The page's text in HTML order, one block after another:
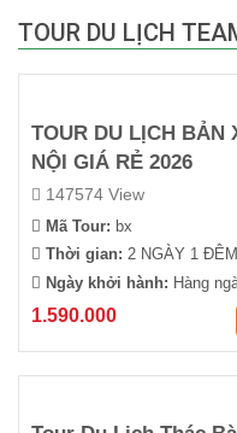
TOUR DU LỊCH
TOUR DU LỊCH BẢN
NỘI GIÁ RẺ 2026
147574 View
Mã Tour: bx
Thời gian: 2 NGÀY 1 ĐÊM
Ngày khởi hành: Hàng
1.590.000